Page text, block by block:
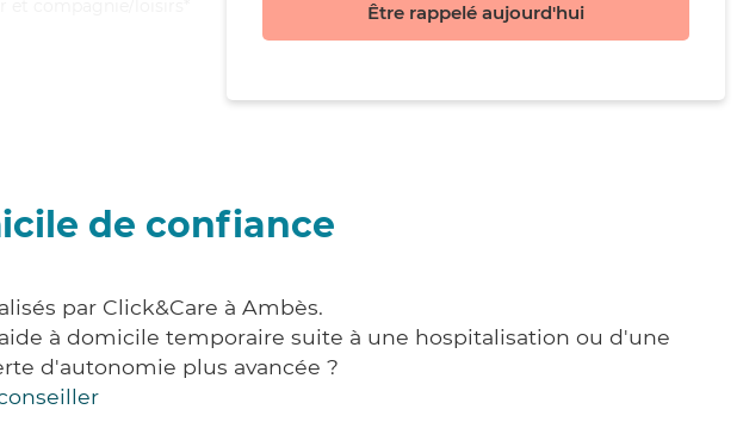
Être rappelé aujourd'hui
de confiance
par Click&Care à Ambès.
à domicile temporaire suite à une hospitalisation ou d'une
d'autonomie plus avancée ?